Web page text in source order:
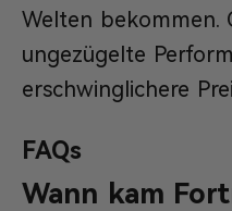
Welten bekommen.
ungezügelte
erschwinglichere
FAQs
Wann kam